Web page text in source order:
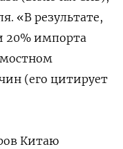
«В результате,
20% импорта
(его цитирует
Китаю